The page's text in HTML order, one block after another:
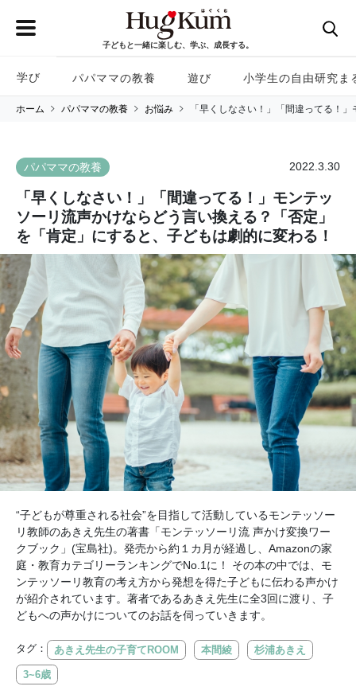
子どもと一緒に楽しむ、学ぶ、成長する。
学び パパママの教養 遊び 小学生の自由研究ま
ホーム パパママの教養 お悩み 「早くしなさい！」「間違ってる！
パパママの教養 2022.3.30
「早くしなさい！」「間違ってる！」モンテッ
ソーリ流声かけならどう言い換える？「否定」
を「肯定」にすると、子どもは劇的に変わる！
“子どもが尊重される社会”を目指して活動しているモンテッソー
リ教師のあきえ先生の著書「モンテッソーリ流 声かけ変換ワー
クブック」(宝島社)。発売から約１カ月が経過し、Amazonの家
庭・教育カテゴリーランキングでNo.1に！ その本の中では、モ
ンテッソーリ教育の考え方から発想を得た子どもに伝わる声かけ
が紹介されています。著者であるあきえ先生に全3回に渡り、子
どもへの声かけについてのお話を伺っていきます。
タグ： あきえ先生の子育てROOM 本間綾 杉浦あきえ
3~6歳